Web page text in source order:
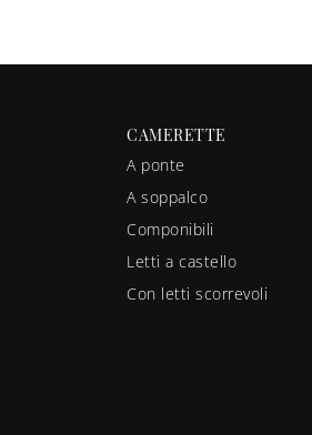
CAMERETTE
A ponte
A soppalco
Componibili
Letti a castello
Con letti scorrevoli